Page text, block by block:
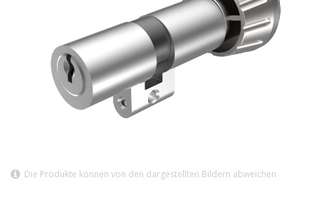
Die Produkte können von den dargestellten Bildern abweichen